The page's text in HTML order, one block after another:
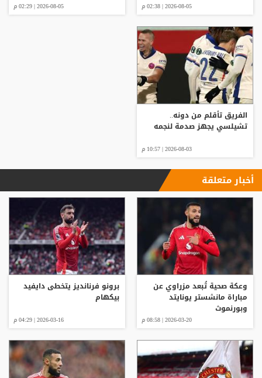
2026-08-05 | 02:38 م 2026-08-05 | 02:29 م
الفريق تأقلم من دونه..
تشيلسي يجهز صدمة لنجمه
2026-08-03 | 10:57 م
أخبار متعلقة
وعكة صحية تُبعد مزراوي عن
مباراة مانشستر يونايتد
وبورنموث
2026-03-20 | 08:58 م
برونو فرنانديز يتخطى دايفيد
بيكهام
2026-03-16 | 04:29 م